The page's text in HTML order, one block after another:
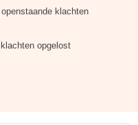
openstaande klachten
klachten opgelost